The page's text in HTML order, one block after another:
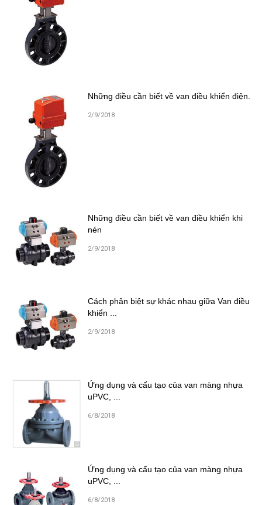
Những điều cần biết về van điều khiển điện.
2/9/2018
Những điều cần biết về van điều khiển khi
nén
2/9/2018
Cách phân biệt sự khác nhau giữa Van điều
khiển ...
2/9/2018
Ứng dụng và cấu tạo của van màng nhựa
uPVC, ...
6/8/2018
Ứng dụng và cấu tạo của van màng nhựa
uPVC, ...
6/8/2018